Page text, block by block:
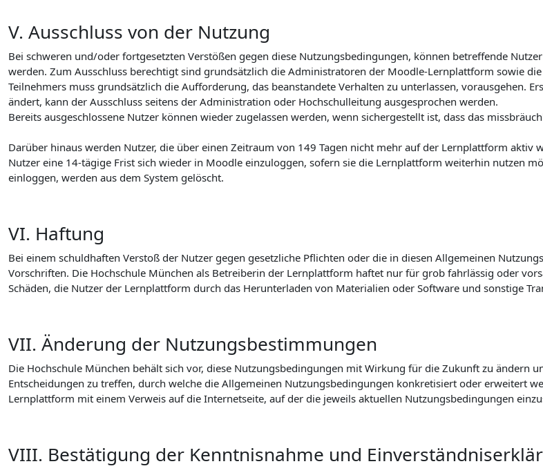
V. Ausschluss von der Nutzung
Bei schweren und/oder fortgesetzten Verstößen gegen diese Nutzungsbedingungen, können betreffende
werden. Zum Ausschluss berechtigt sind grundsätzlich die Administratoren der Moodle-Lernplattform sowie
Teilnehmers muss grundsätzlich die Aufforderung, das beanstandete Verhalten zu unterlassen, vorausgehen.
ändert, kann der Ausschluss seitens der Administration oder Hochschulleitung ausgesprochen werden.
Bereits ausgeschlossene Nutzer können wieder zugelassen werden, wenn sichergestellt ist, dass das
Darüber hinaus werden Nutzer, die über einen Zeitraum von 149 Tagen nicht mehr auf der Lernplattform aktiv
Nutzer eine 14-tägige Frist sich wieder in Moodle einzuloggen, sofern sie die Lernplattform weiterhin nutzen
einloggen, werden aus dem System gelöscht.
VI. Haftung
Bei einem schuldhaften Verstoß der Nutzer gegen gesetzliche Pflichten oder die in diesen Allgemeinen
Vorschriften. Die Hochschule München als Betreiberin der Lernplattform haftet nur für grob fahrlässig oder
Schäden, die Nutzer der Lernplattform durch das Herunterladen von Materialien oder Software und sonstige
VII. Änderung der Nutzungsbestimmungen
Die Hochschule München behält sich vor, diese Nutzungsbedingungen mit Wirkung für die Zukunft zu ändern
Entscheidungen zu treffen, durch welche die Allgemeinen Nutzungsbedingungen konkretisiert oder erweitert
Lernplattform mit einem Verweis auf die Internetseite, auf der die jeweils aktuellen Nutzungsbedingungen
VIII. Bestätigung der Kenntnisnahme und